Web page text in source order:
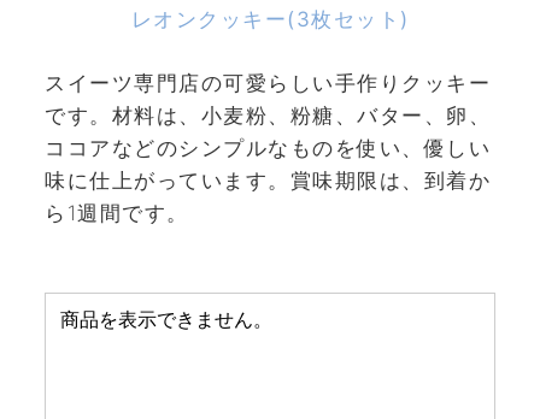
レオンクッキー(3枚セット)
スイーツ専門店の可愛らしい手作りクッキー
です。材料は、小麦粉、粉糖、バター、卵、
ココアなどのシンプルなものを使い、優しい
味に仕上がっています。賞味期限は、到着か
ら1週間です。